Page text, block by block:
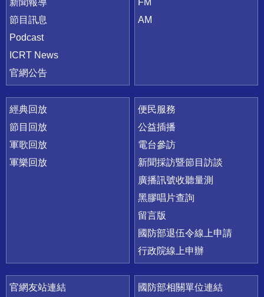
新聞報導
節目訊息
Podcast
ICRT News
官網公告
FM
AM
經典回放
節目回放
軍歌回放
軍樂回放
便民服務
公益插播
電台參訪
新聞採訪暨節目訪談
廣播訊號收聽量測
黑膠唱片查詢
留言版
國防部退伍令線上申請
行政院線上申辦
官網友站連結
國防部相關單位連結